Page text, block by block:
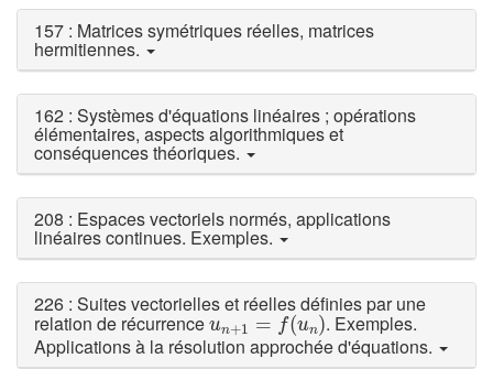
157 : Matrices symétriques réelles, matrices
hermitiennes.
162 : Systèmes d'équations linéaires ; opérations
élémentaires, aspects algorithmiques et
conséquences théoriques.
208 : Espaces vectoriels normés, applications
linéaires continues. Exemples.
226 : Suites vectorielles et réelles définies par une
relation de récurrence un+1 = f(un)
un+1=f(un)
. Exemples.
Applications à la résolution approchée d'équations.